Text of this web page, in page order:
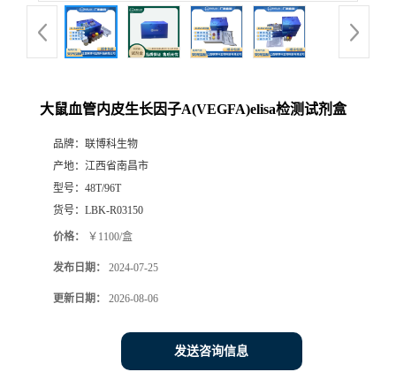
大鼠血管内皮生长因子A(VEGFA)elisa检测试剂盒
品牌： 联博科生物
产地： 江西省南昌市
型号： 48T/96T
货号： LBK-R03150
价格： ￥1100/盒
发布日期： 2024-07-25
更新日期： 2026-08-06
发送咨询信息